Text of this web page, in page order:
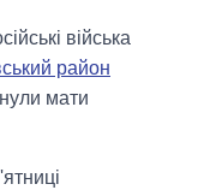
війська
район
мати